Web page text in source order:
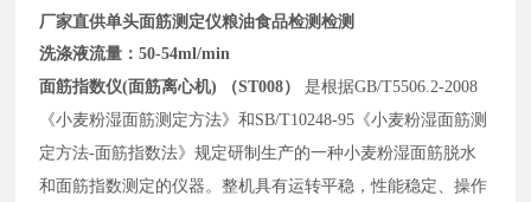
厂家直供单头面筋测定仪粮油食品检测检测
洗涤液流量：50-54ml/min
面筋指数仪(面筋离心机) （ST008）
是根据GB/T5506.2-2008
《小麦粉湿面筋测定方法》和SB/T10248-95《小麦粉湿面筋测
定方法-面筋指数法》规定研制生产的一种小麦粉湿面筋脱水
和面筋指数测定的仪器。整机具有运转平稳，性能稳定、操作